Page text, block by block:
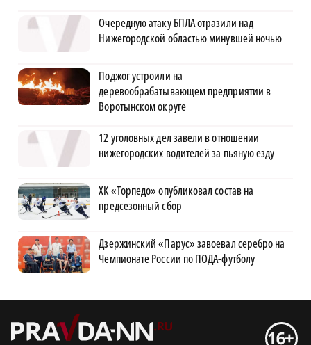
Очередную атаку БПЛА отразили над
Нижегородской областью минувшей ночью
Поджог устроили на
деревообрабатывающем предприятии в
Воротынском округе
12 уголовных дел завели в отношении
нижегородских водителей за пьяную езду
ХК «Торпедо» опубликовал состав на
предсезонный сбор
Дзержинский «Парус» завоевал серебро на
Чемпионате России по ПОДА-футболу